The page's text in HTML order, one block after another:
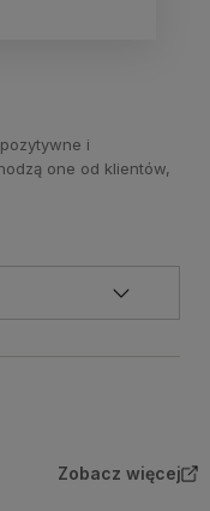
i
one od klientów,
Zobacz więcej